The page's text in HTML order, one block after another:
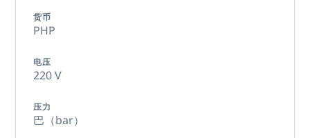
货币
PHP
电压
220 V
压力
巴（bar）